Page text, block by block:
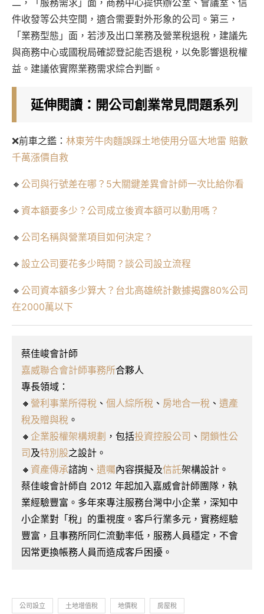
二，「服務需求」面，商務中心提供辦公室、會議室、信
件收發等公共空間，適合需要對外形象的公司。第三，
「業務型態」面，若涉及出口業務及營業稅退稅，建議先
與商務中心或國稅局確認登記能否退稅，以免影響退稅權
益。建議依實際業務需求綜合判斷。
延伸閱讀：開公司創業常見問題系列
❌前車之鑑： 林東芳牛肉麵誤踩土地使用分區大地雷 賠數
千萬漲價自救
🔸 公司與行號差在哪？5大關鍵差異會計師一次比給你看
🔸 資本額要多少？公司成立後資本額可以動用嗎？
🔸 公司名稱與營業項目如何決定？
🔸 設立公司要花多少時間？談公司設立流程
🔸 公司資本額多少算大？台北高雄統計數據揭露80%公司
在2000萬以下
蔡佳峻會計師
嘉威聯合會計師事務所合夥人
專長領域：
🔸 營利事業所得稅 、 個人綜所稅 、 房地合一稅 、 遺產
稅及贈與稅 。
🔸 企業股權架構規劃 ，包括投資控股公司 、 閉鎖性公
司 及特別股之設計。
🔸 資產傳承諮詢、 遺囑內容撰擬及信託架構設計。
蔡佳峻會計師自 2012 年起加入嘉威會計師團隊，執
業經驗豐富。多年來專注服務台灣中小企業，深知中
小企業對「稅」的重視度。客戶行業多元，實務經驗
豐富，且事務所同仁流動率低，服務人員穩定，不會
因常更換帳務人員而造成客戶困擾。
公司設立 土地增值稅 地價稅 房屋稅